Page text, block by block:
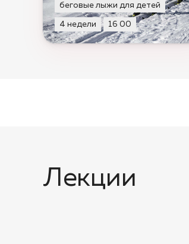
беговые лыжи для детей
4 недели 16 00
Лекции